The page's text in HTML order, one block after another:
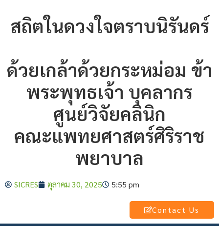
สถิตในดวงใจตราบนิรันดร์
ด้วยเกล้าด้วยกระหม่อม ข้า
พระพุทธเจ้า บุคลากร
ศูนย์วิจัยคลินิก
คณะแพทยศาสตร์ศิริราช
พยาบาล
SICRES ตุลาคม 30, 2025 5:55 pm
Contact Us